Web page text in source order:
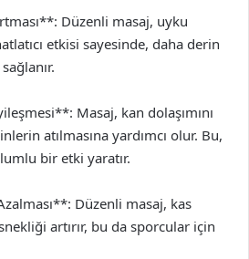
Düzenli masaj, uyku
etkisi sayesinde, daha derin
Masaj, kan dolaşımını
atılmasına yardımcı olur. Bu,
bir etki yaratır.
Düzenli masaj, kas
artırır, bu da sporcular için